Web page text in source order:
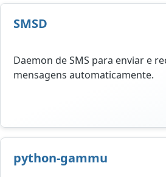
SMSD
Daemon de SMS para enviar e
mensagens automaticamente.
python-gammu